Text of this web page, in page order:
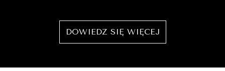
DOWIEDZ SIĘ WIĘCEJ